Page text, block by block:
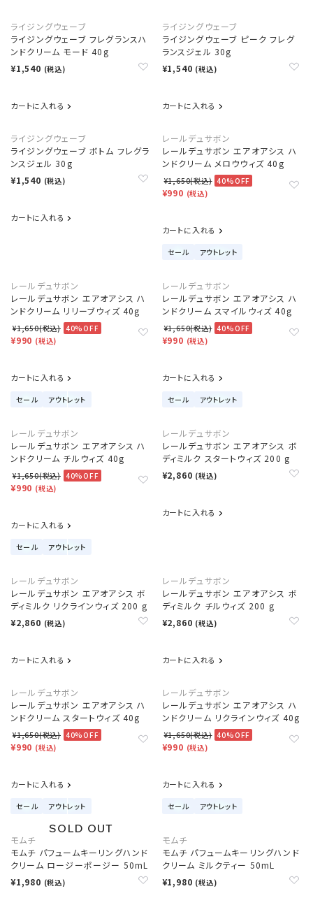
ライジングウェーブ
ライジングウェーブ フレグランスハ
ンドクリーム モード 40g
¥1,540 (税込)
カートに入れる
ライジングウェーブ
ライジングウェーブ ピーク フレグ
ランスジェル 30g
¥1,540 (税込)
カートに入れる
ライジングウェーブ
ライジングウェーブ ボトム フレグラ
ンスジェル 30g
¥1,540 (税込)
カートに入れる
レールデュサボン
レールデュサボン エアオアシス ハ
ンドクリーム メロウウィズ 40g
¥1,650(税込) 40%OFF
¥990 (税込)
カートに入れる
セール アウトレット
レールデュサボン
レールデュサボン エアオアシス ハ
ンドクリーム リリーブウィズ 40g
¥1,650(税込) 40%OFF
¥990 (税込)
カートに入れる
セール アウトレット
レールデュサボン
レールデュサボン エアオアシス ハ
ンドクリーム スマイルウィズ 40g
¥1,650(税込) 40%OFF
¥990 (税込)
カートに入れる
セール アウトレット
レールデュサボン
レールデュサボン エアオアシス ハ
ンドクリーム チルウィズ 40g
¥1,650(税込) 40%OFF
¥990 (税込)
カートに入れる
セール アウトレット
レールデュサボン
レールデュサボン エアオアシス ボ
ディミルク スタートウィズ 200 g
¥2,860 (税込)
カートに入れる
レールデュサボン
レールデュサボン エアオアシス ボ
ディミルク リクラインウィズ 200 g
¥2,860 (税込)
カートに入れる
レールデュサボン
レールデュサボン エアオアシス ボ
ディミルク チルウィズ 200 g
¥2,860 (税込)
カートに入れる
レールデュサボン
レールデュサボン エアオアシス ハ
ンドクリーム スタートウィズ 40g
¥1,650(税込) 40%OFF
¥990 (税込)
カートに入れる
セール アウトレット
レールデュサボン
レールデュサボン エアオアシス ハ
ンドクリーム リクラインウィズ 40g
¥1,650(税込) 40%OFF
¥990 (税込)
カートに入れる
セール アウトレット
モムチ
モムチ パフュームキーリングハンド
クリーム ロージーポージー 50mL
¥1,980 (税込)
モムチ
モムチ パフュームキーリングハンド
クリーム ミルクティー 50mL
¥1,980 (税込)